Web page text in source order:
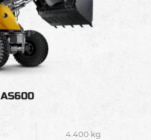
AS600
4.400 kg